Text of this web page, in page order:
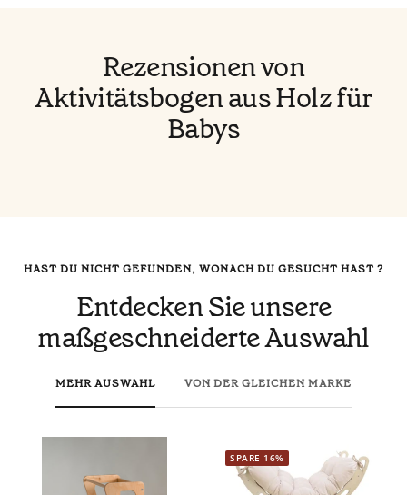
Rezensionen von
Aktivitätsbogen aus Holz für
Babys
HAST DU NICHT GEFUNDEN, WONACH DU GESUCHT HAST ?
Entdecken Sie unsere
maßgeschneiderte Auswahl
MEHR AUSWAHL VON DER GLEICHEN MARKE
SPARE 16%